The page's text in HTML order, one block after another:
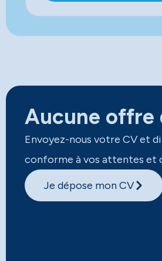
Aucune offre
Envoyez-nous votre CV et
conforme à vos attentes et
Je dépose mon CV